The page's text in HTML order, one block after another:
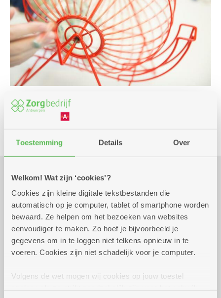
Toestemming Details Over
Welkom! Wat zijn ‘cookies’?
Cookies zijn kleine digitale tekstbestanden die
automatisch op je computer, tablet of smartphone worden
bewaard. Ze helpen om het bezoeken van websites
eenvoudiger te maken. Zo hoef je bijvoorbeeld je
gegevens om in te loggen niet telkens opnieuw in te
voeren. Cookies zijn niet schadelijk voor je computer.
Volgens de wet mogen wij cookies op jouw toestel
Praktisch
maandag 21 september
2026
14.00 uur tot 17.00
uur
6 euro voor 4 rondes
Smul: fruittaartje van de bakker aan 4 euro